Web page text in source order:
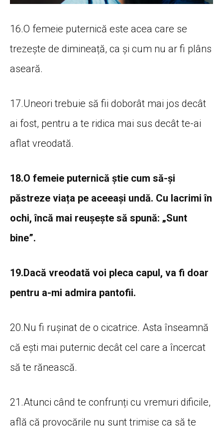
16.O femeie puternică este acea care se
trezește de dimineață, ca și cum nu ar fi plâns
aseară.
17.Uneori trebuie să fii doborât mai jos decât
ai fost, pentru a te ridica mai sus decât te-ai
aflat vreodată.
18.O femeie puternică știe cum să-și
păstreze viața pe aceeași undă. Cu lacrimi în
ochi, încă mai reușește să spună: „Sunt
bine”.
19.Dacă vreodată voi pleca capul, va fi doar
pentru a-mi admira pantofii.
20.Nu fi rușinat de o cicatrice. Asta înseamnă
că ești mai puternic decât cel care a încercat
să te rănească.
21.Atunci când te confrunți cu vremuri dificile,
află că provocările nu sunt trimise ca să te